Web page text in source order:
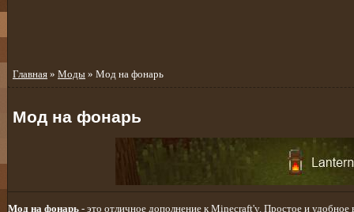
Главная » Моды » Мод на фонарь
Мод на фонарь
Мод на фонарь - это отличное дополнение к Minecraft'у. Простое и удобное